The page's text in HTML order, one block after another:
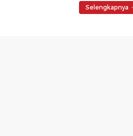
Selengkapnya